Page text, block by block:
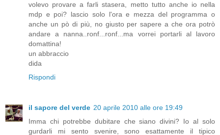
volevo provare a farli stasera, metto tutto anche io nella
mdp e poi? lascio solo l'ora e mezza del programma o
anche un pò di più, no giusto per sapere a che ora potrò
andare a nanna..ronf...ronf...ma vorrei portarli al lavoro
domattina!
un abbraccio
dida
Rispondi
il sapore del verde 20 aprile 2010 alle ore 19:49
Imma chi potrebbe dubitare che siano divini? Io al solo
gurdarli mi sento svenire, sono esattamente il tipico